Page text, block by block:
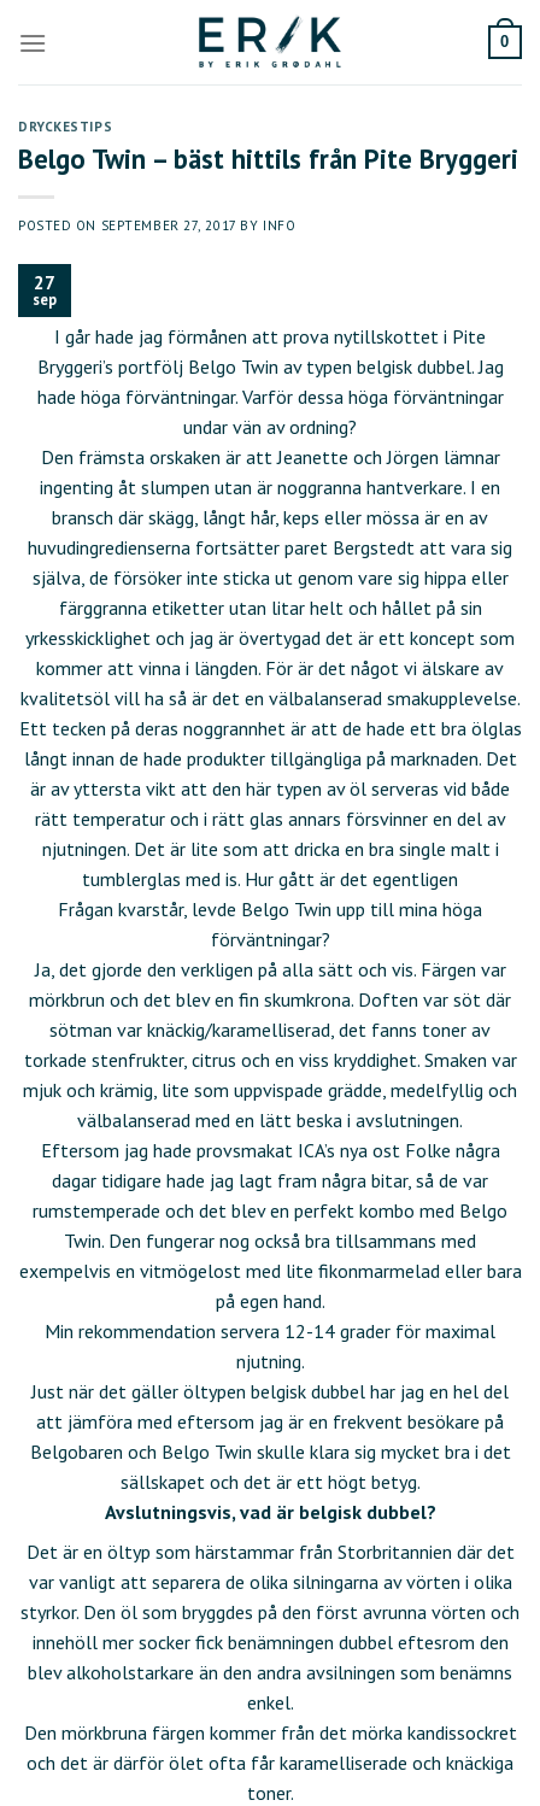
0
DRYCKESTIPS
Belgo Twin – bäst hittils från Pite Bryggeri
POSTED ON SEPTEMBER 27, 2017 BY INFO
27
sep
I går hade jag förmånen att prova nytillskottet i Pite
Bryggeri’s portfölj Belgo Twin av typen belgisk dubbel. Jag
hade höga förväntningar. Varför dessa höga förväntningar
undar vän av ordning?
Den främsta orskaken är att Jeanette och Jörgen lämnar
ingenting åt slumpen utan är noggranna hantverkare. I en
bransch där skägg, långt hår, keps eller mössa är en av
huvudingredienserna fortsätter paret Bergstedt att vara sig
själva, de försöker inte sticka ut genom vare sig hippa eller
färggranna etiketter utan litar helt och hållet på sin
yrkesskicklighet och jag är övertygad det är ett koncept som
kommer att vinna i längden. För är det något vi älskare av
kvalitetsöl vill ha så är det en välbalanserad smakupplevelse.
Ett tecken på deras noggrannhet är att de hade ett bra ölglas
långt innan de hade produkter tillgängliga på marknaden. Det
är av yttersta vikt att den här typen av öl serveras vid både
rätt temperatur och i rätt glas annars försvinner en del av
njutningen. Det är lite som att dricka en bra single malt i
tumblerglas med is. Hur gått är det egentligen
Frågan kvarstår, levde Belgo Twin upp till mina höga
förväntningar?
Ja, det gjorde den verkligen på alla sätt och vis. Färgen var
mörkbrun och det blev en fin skumkrona. Doften var söt där
sötman var knäckig/karamelliserad, det fanns toner av
torkade stenfrukter, citrus och en viss kryddighet. Smaken var
mjuk och krämig, lite som uppvispade grädde, medelfyllig och
välbalanserad med en lätt beska i avslutningen.
Eftersom jag hade provsmakat ICA’s nya ost Folke några
dagar tidigare hade jag lagt fram några bitar, så de var
rumstemperade och det blev en perfekt kombo med Belgo
Twin. Den fungerar nog också bra tillsammans med
exempelvis en vitmögelost med lite fikonmarmelad eller bara
på egen hand.
Min rekommendation servera 12-14 grader för maximal
njutning.
Just när det gäller öltypen belgisk dubbel har jag en hel del
att jämföra med eftersom jag är en frekvent besökare på
Belgobaren och Belgo Twin skulle klara sig mycket bra i det
sällskapet och det är ett högt betyg.
Avslutningsvis, vad är belgisk dubbel?
Det är en öltyp som härstammar från Storbritannien där det
var vanligt att separera de olika silningarna av vörten i olika
styrkor. Den öl som bryggdes på den först avrunna vörten och
innehöll mer socker fick benämningen dubbel eftesrom den
blev alkoholstarkare än den andra avsilningen som benämns
enkel.
Den mörkbruna färgen kommer från det mörka kandissockret
och det är därför ölet ofta får karamelliserade och knäckiga
toner.